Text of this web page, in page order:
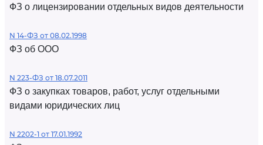
ФЗ о лицензировании отдельных видов деятельности
N 14-ФЗ от 08.02.1998
ФЗ об ООО
N 223-ФЗ от 18.07.2011
ФЗ о закупках товаров, работ, услуг отдельными
видами юридических лиц
N 2202-1 от 17.01.1992